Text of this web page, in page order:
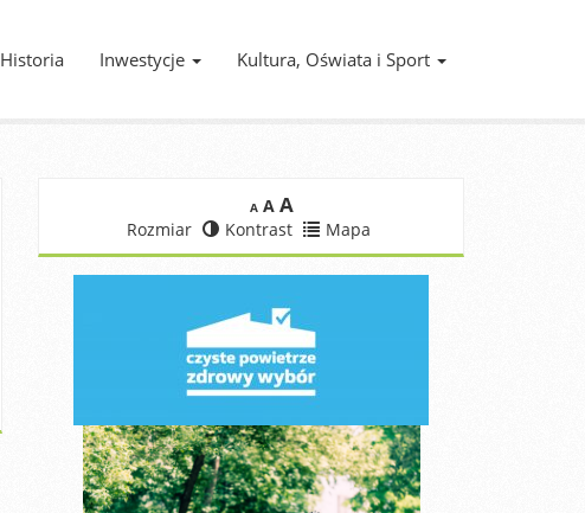
Historia Inwestycje Kultura, Oświata i Sport
A A A
Rozmiar Kontrast Mapa